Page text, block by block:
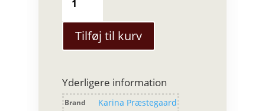
Præstegaard
-
Kop
ring
Tilføj til kurv
Yderligere information
Brand Karina Præstegaard